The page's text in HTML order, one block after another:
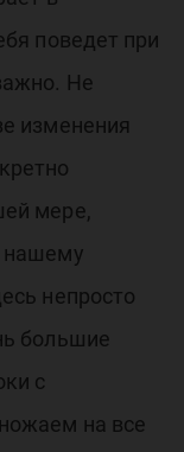
поведет при
Не
изменения
мере,
нашему
непросто
большие
с
на все